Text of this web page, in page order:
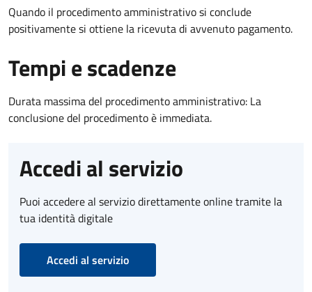
Quando il procedimento amministrativo si conclude
positivamente si ottiene la ricevuta di avvenuto pagamento.
Tempi e scadenze
Durata massima del procedimento amministrativo: La
conclusione del procedimento è immediata.
Accedi al servizio
Puoi accedere al servizio direttamente online tramite la
tua identità digitale
Accedi al servizio